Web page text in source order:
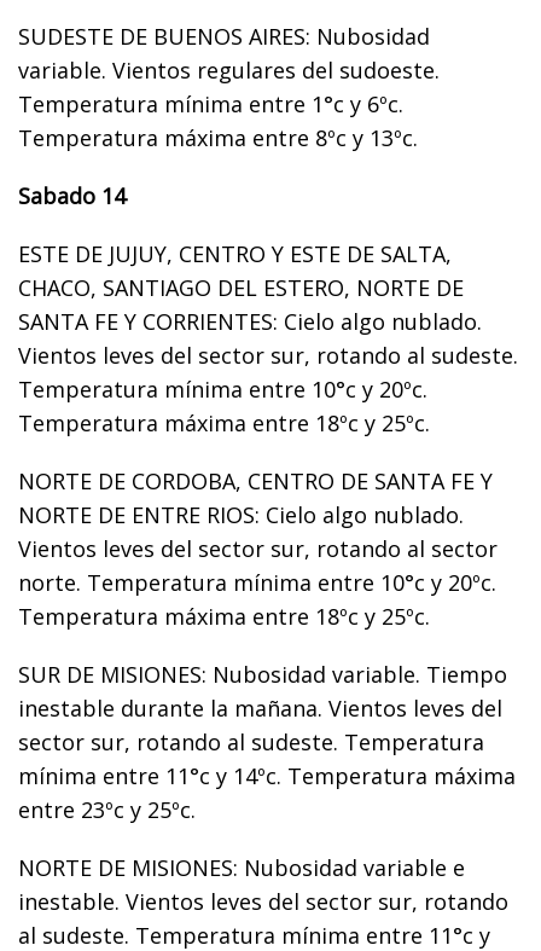
SUDESTE DE BUENOS AIRES: Nubosidad
variable. Vientos regulares del sudoeste.
Temperatura mínima entre 1°c y 6ºc.
Temperatura máxima entre 8ºc y 13ºc.
Sabado 14
ESTE DE JUJUY, CENTRO Y ESTE DE SALTA,
CHACO, SANTIAGO DEL ESTERO, NORTE DE
SANTA FE Y CORRIENTES: Cielo algo nublado.
Vientos leves del sector sur, rotando al sudeste.
Temperatura mínima entre 10°c y 20ºc.
Temperatura máxima entre 18ºc y 25ºc.
NORTE DE CORDOBA, CENTRO DE SANTA FE Y
NORTE DE ENTRE RIOS: Cielo algo nublado.
Vientos leves del sector sur, rotando al sector
norte. Temperatura mínima entre 10°c y 20ºc.
Temperatura máxima entre 18ºc y 25ºc.
SUR DE MISIONES: Nubosidad variable. Tiempo
inestable durante la mañana. Vientos leves del
sector sur, rotando al sudeste. Temperatura
mínima entre 11°c y 14ºc. Temperatura máxima
entre 23ºc y 25ºc.
NORTE DE MISIONES: Nubosidad variable e
inestable. Vientos leves del sector sur, rotando
al sudeste. Temperatura mínima entre 11°c y